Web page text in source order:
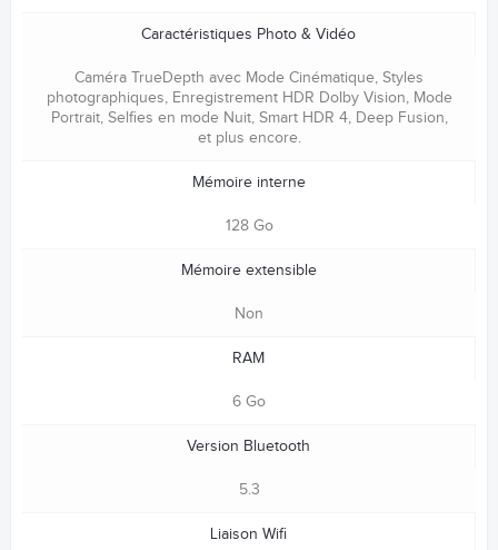
Caractéristiques Photo & Vidéo
Caméra TrueDepth avec Mode Cinématique, Styles
photographiques, Enregistrement HDR Dolby Vision, Mode
Portrait, Selfies en mode Nuit, Smart HDR 4, Deep Fusion,
et plus encore.
Mémoire interne
128 Go
Mémoire extensible
Non
RAM
6 Go
Version Bluetooth
5.3
Liaison Wifi